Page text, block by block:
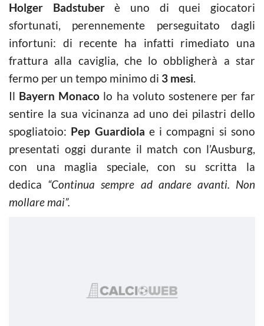
Holger Badstuberè uno di quei giocatori
sfortunati, perennemente perseguitato dagli
infortuni: di recente ha infatti rimediato una
frattura alla caviglia, che lo obbligherà a star
fermo per un tempo minimo di 3 mesi.
Il Bayern Monaco lo ha voluto sostenere per far
sentire la sua vicinanza ad uno dei pilastri dello
spogliatoio: Pep Guardiola e i compagni si sono
presentati oggi durante il match con l’Ausburg,
con una maglia speciale, con su scritta la
dedica “Continua sempre ad andare avanti. Non
mollare mai”.